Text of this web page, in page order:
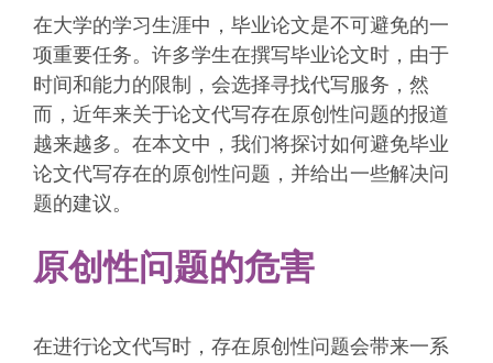
在大学的学习生涯中，毕业论文是不可避免的一
项重要任务。许多学生在撰写毕业论文时，由于
时间和能力的限制，会选择寻找代写服务，然
而，近年来关于论文代写存在原创性问题的报道
越来越多。在本文中，我们将探讨如何避免毕业
论文代写存在的原创性问题，并给出一些解决问
题的建议。
原创性问题的危害
在进行论文代写时，存在原创性问题会带来一系